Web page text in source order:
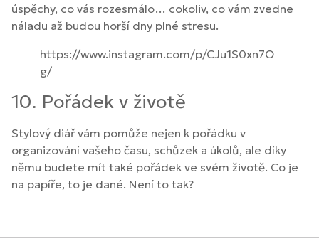
úspěchy, co vás rozesmálo… cokoliv, co vám zvedne
náladu až budou horší dny plné stresu.
https://www.instagram.com/p/CJu1S0xn7O
g/
10. Pořádek v životě
Stylový diář vám pomůže nejen k pořádku v
organizování vašeho času, schůzek a úkolů, ale díky
němu budete mít také pořádek ve svém životě. Co je
na papíře, to je dané. Není to tak?